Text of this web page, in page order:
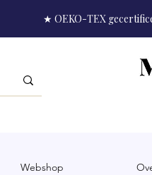
★ OEKO-TEX
Webshop